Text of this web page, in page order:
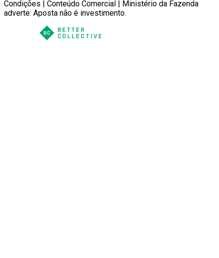
Condições | Conteúdo Comercial | Ministério da Fazenda
adverte: Aposta não é investimento.